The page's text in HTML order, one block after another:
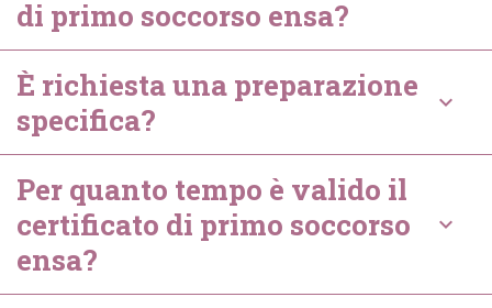
di primo soccorso ensa?
È richiesta una preparazione
specifica?
keyboard_arrow_down
Per quanto tempo è valido il
certificato di primo soccorso
ensa?
keyboard_arrow_down